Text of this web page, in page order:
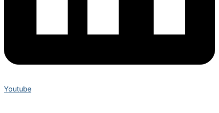
Youtube